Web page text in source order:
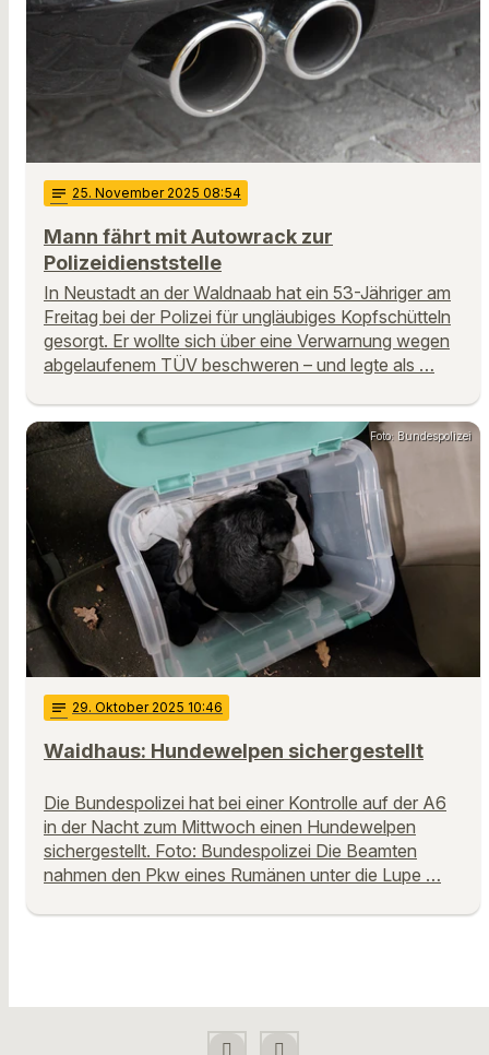
notes 25. November 2025 08:54
Mann fährt mit Autowrack zur
Polizeidienststelle
In Neustadt an der Waldnaab hat ein 53-Jähriger am
Freitag bei der Polizei für ungläubiges Kopfschütteln
gesorgt. Er wollte sich über eine Verwarnung wegen
abgelaufenem TÜV beschweren – und legte als …
Foto: Bundespolizei
notes 29. Oktober 2025 10:46
Waidhaus: Hundewelpen sichergestellt
Die Bundespolizei hat bei einer Kontrolle auf der A6
in der Nacht zum Mittwoch einen Hundewelpen
sichergestellt. Foto: Bundespolizei Die Beamten
nahmen den Pkw eines Rumänen unter die Lupe …